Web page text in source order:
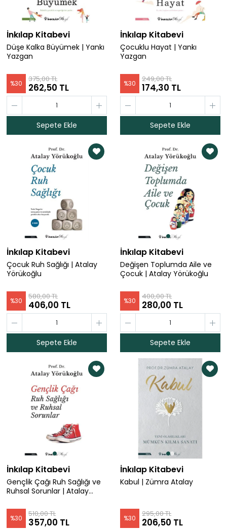
İnkılap Kitabevi
Düşe Kalka Büyümek | Yankı
Yazgan
%30 375,00 TL
262,50 TL
Sepete Ekle
İnkılap Kitabevi
Çocuklu Hayat | Yankı
Yazgan
%30 249,00 TL
174,30 TL
Sepete Ekle
İnkılap Kitabevi
Çocuk Ruh Sağlığı | Atalay
Yörükoğlu
%30 580,00 TL
406,00 TL
Sepete Ekle
İnkılap Kitabevi
Değişen Toplumda Aile ve
Çocuk | Atalay Yörükoğlu
%30 400,00 TL
280,00 TL
Sepete Ekle
İnkılap Kitabevi
Gençlik Çağı Ruh Sağlığı ve
Ruhsal Sorunlar | Atalay
%30 510,00 TL
357,00 TL
İnkılap Kitabevi
Kabul | Zümra Atalay
%30 295,00 TL
206,50 TL